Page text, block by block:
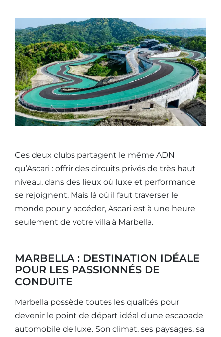
Ces deux clubs partagent le même ADN
qu’Ascari : offrir des circuits privés de très haut
niveau, dans des lieux où luxe et performance
se rejoignent. Mais là où il faut traverser le
monde pour y accéder, Ascari est à une heure
seulement de votre villa à Marbella.
MARBELLA : DESTINATION IDÉALE
POUR LES PASSIONNÉS DE
CONDUITE
Marbella possède toutes les qualités pour
devenir le point de départ idéal d’une escapade
automobile de luxe. Son climat, ses paysages, sa